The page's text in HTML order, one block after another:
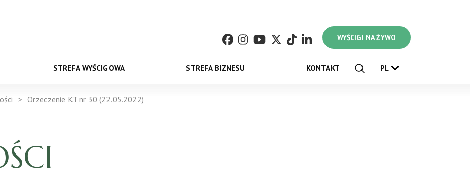
WYŚCIGI NA ŻYWO
STREFA WYŚCIGOWA STREFA BIZNESU KONTAKT PL
Orzeczenie KT nr 30 (22.05.2022)